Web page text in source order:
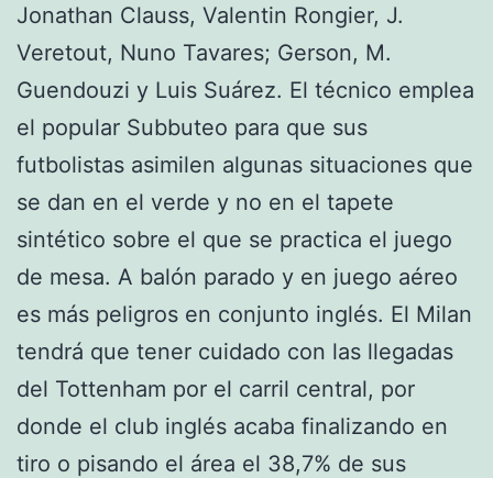
Jonathan Clauss, Valentin Rongier, J.
Veretout, Nuno Tavares; Gerson, M.
Guendouzi y Luis Suárez. El técnico emplea
el popular Subbuteo para que sus
futbolistas asimilen algunas situaciones que
se dan en el verde y no en el tapete
sintético sobre el que se practica el juego
de mesa. A balón parado y en juego aéreo
es más peligros en conjunto inglés. El Milan
tendrá que tener cuidado con las llegadas
del Tottenham por el carril central, por
donde el club inglés acaba finalizando en
tiro o pisando el área el 38,7% de sus